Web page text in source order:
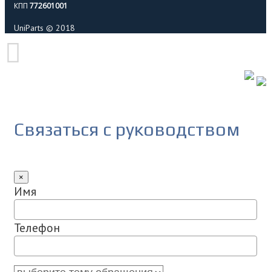
КПП 772601001
UniParts © 2018
Связаться с руководством
×
Имя
Телефон